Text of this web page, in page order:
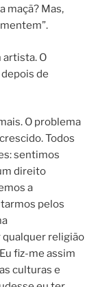
maçã? Mas,
artista. O
de
O problema
Todos
sentimos
direito
a
pelos
religião
fiz-me assim
culturas e